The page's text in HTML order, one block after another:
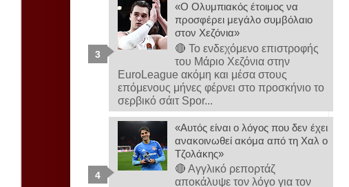
«Ο Ολυμπιακός έτοιμος να
προσφέρει μεγάλο συμβόλαιο
στον Χεζόνια»
🔴 Το ενδεχόμενο επιστροφής
του Μάριο Χεζόνια στην
EuroLeague ακόμη και μέσα στους
επόμενους μήνες φέρνει στο προσκήνιο το
σερβικό σάιτ Spor...
«Αυτός είναι ο λόγος που δεν έχει
ανακοινωθεί ακόμα από τη Χαλ ο
Τζολάκης»
🔴 Αγγλικό ρεπορτάζ
αποκάλυψε τον λόγο για τον